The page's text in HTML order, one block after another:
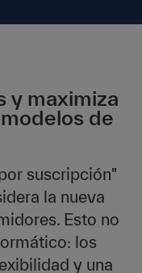
y maximiza
de
suscripción"
la nueva
Esto no
los
y una